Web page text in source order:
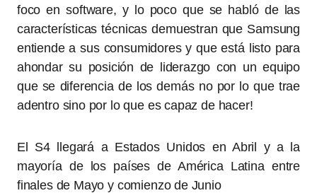
foco en software, y lo poco que se habló de las
características técnicas demuestran que Samsung
entiende a sus consumidores y que está listo para
ahondar su posición de liderazgo con un equipo
que se diferencia de los demás no por lo que trae
adentro sino por lo que es capaz de hacer!
El S4 llegará a Estados Unidos en Abril y a la
mayoría de los países de América Latina entre
finales de Mayo y comienzo de Junio